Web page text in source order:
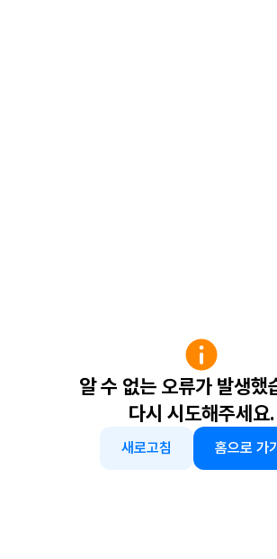
알 수 없는 오류가 발생했
다시 시도해주세요.
새로고침 홈으로 가기